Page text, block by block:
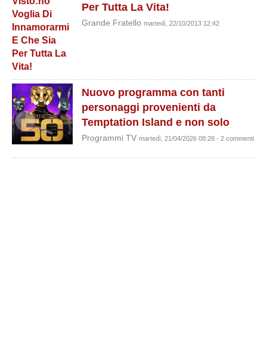
Per Tutta La Vita!
Grande Fratello martedì, 22/10/2013 12:42
Nuovo programma con tanti
personaggi provenienti da
Temptation Island e non solo
Programmi TV martedì, 21/04/2026 08:28 - 2 commenti